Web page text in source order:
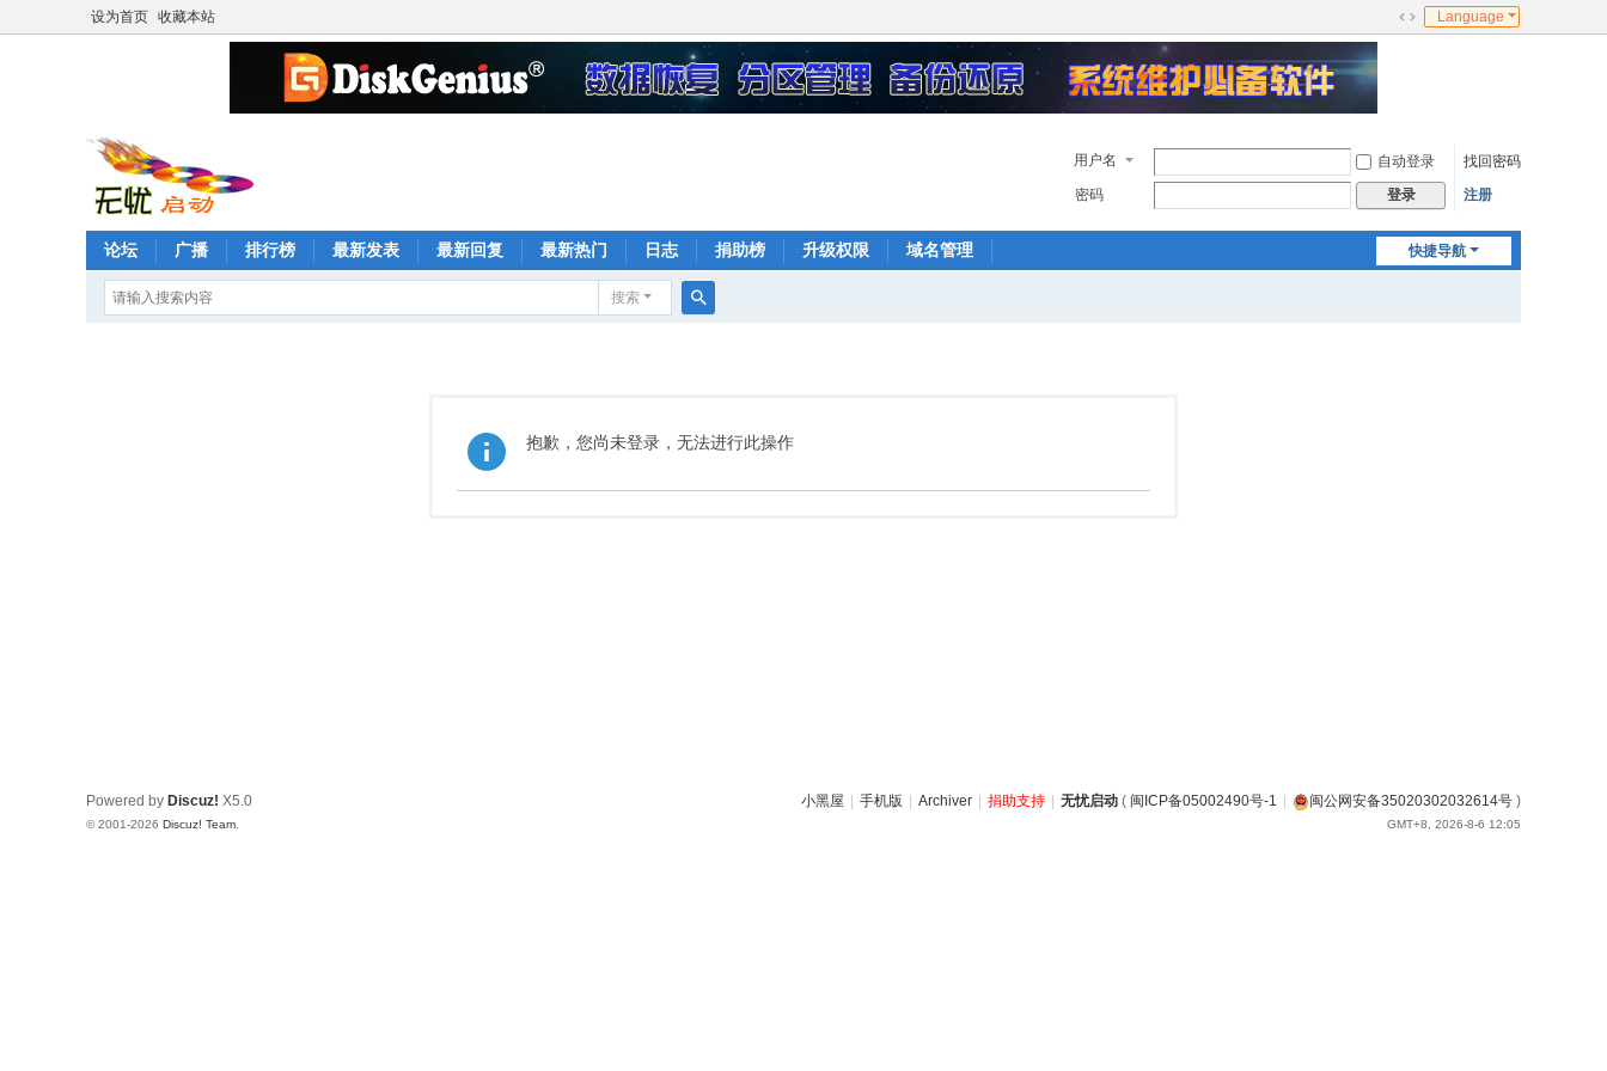
设为首页 收藏本站
切
Language
用户名 自动登录
找回密码
密码
登录 注册
快捷导航
论坛 广播 排行榜 最新发表 最新回复 最新热门 日志 捐助榜 升级权限 域名管理
搜索
抱歉，您尚未登录，无法进行此操作
小黑屋 手机版 Archiver 捐助支持 无忧启动 ( 闽ICP备05002490号-1 闽公网安备35020302032614号 )
GMT+8, 2026-8-6 12:05
Powered by Discuz! X5.0
© 2001-2026 Discuz! Team